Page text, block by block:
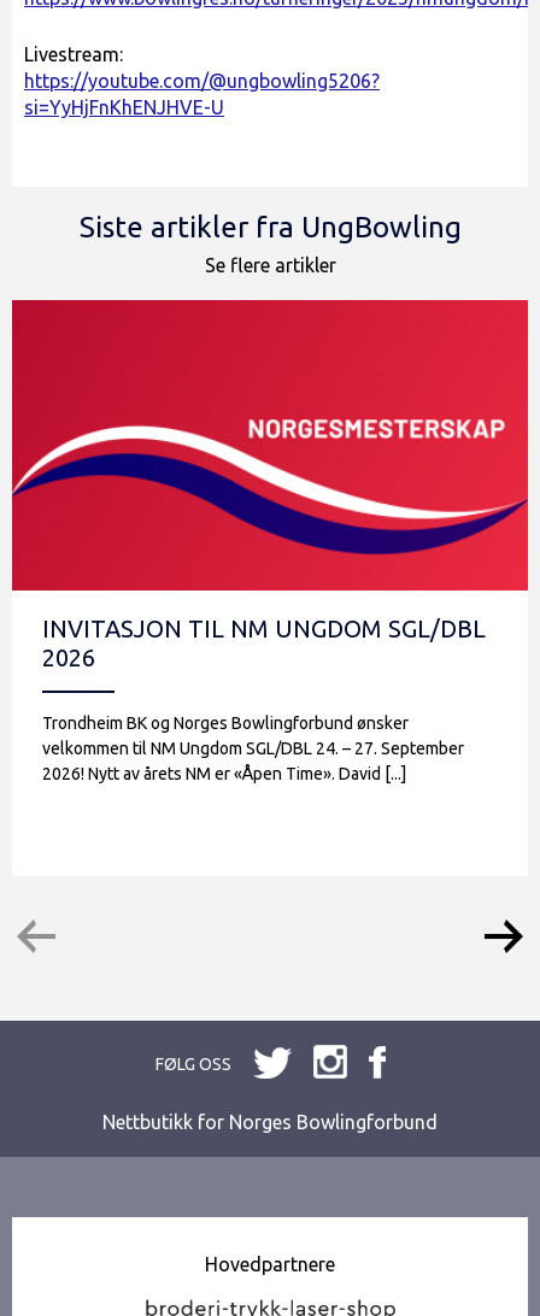
Livestream:
https://youtube.com/@ungbowling5206?
si=YyHjFnKhENJHVE-U
Siste artikler fra UngBowling
Se flere artikler
INVITASJON TIL NM UNGDOM SGL/DBL
2026
Trondheim BK og Norges Bowlingforbund ønsker
velkommen til NM Ungdom SGL/DBL 24. – 27. September
2026! Nytt av årets NM er «Åpen Time». David [...]
FØLG OSS
Nettbutikk for Norges Bowlingforbund
Hovedpartnere